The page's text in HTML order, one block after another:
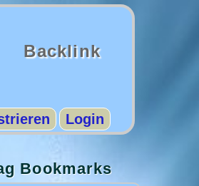
Backlink
Login
Bookmarks